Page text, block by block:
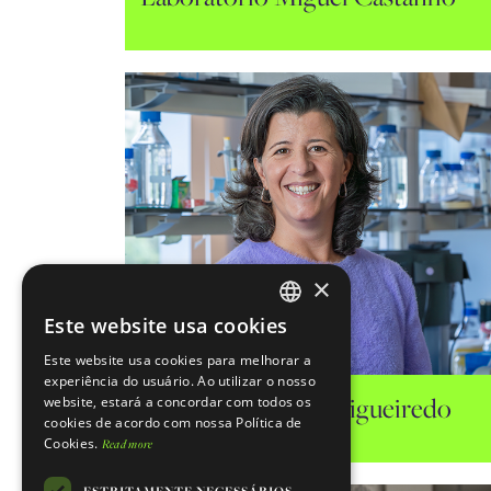
Laboratório Miguel Castanho
Bioquímica física de fármacos e alvos
Laboratório Luísa Figueiredo
ENGLISH
PORTUGUESE
×
Este website usa cookies
Este website usa cookies para melhorar a
experiência do usuário. Ao utilizar o nosso
website, estará a concordar com todos os
cookies de acordo com nossa Política de
Cookies. Read more